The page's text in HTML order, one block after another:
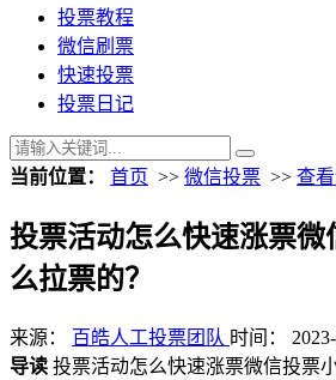
投票教程
微信刷票
快速投票
投票日记
当前位置： 首页 >> 微信投票 >> 查
投票活动怎么快速涨票微
么拉票的？
来源： 百皓人工投票团队 时间：
导读 投票活动怎么快速涨票微信投票